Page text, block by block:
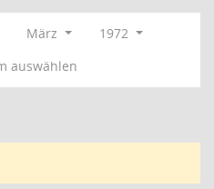
März
1972
auswählen